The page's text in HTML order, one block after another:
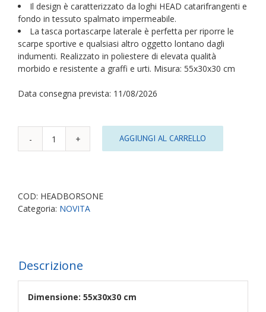
Il design è caratterizzato da loghi HEAD catarifrangenti e
fondo in tessuto spalmato impermeabile.
La tasca portascarpe laterale è perfetta per riporre le
scarpe sportive e qualsiasi altro oggetto lontano dagli
indumenti. Realizzato in poliestere di elevata qualità
morbido e resistente a graffi e urti. Misura: 55x30x30 cm
Data consegna prevista: 11/08/2026
Borsone
Litri
-
Portascarpe
e
Tracolla
AGGIUNGI AL CARRELLO
COD: HEADBORSONE
Categoria: NOVITA
Descrizione
Dimensione: 55x30x30 cm